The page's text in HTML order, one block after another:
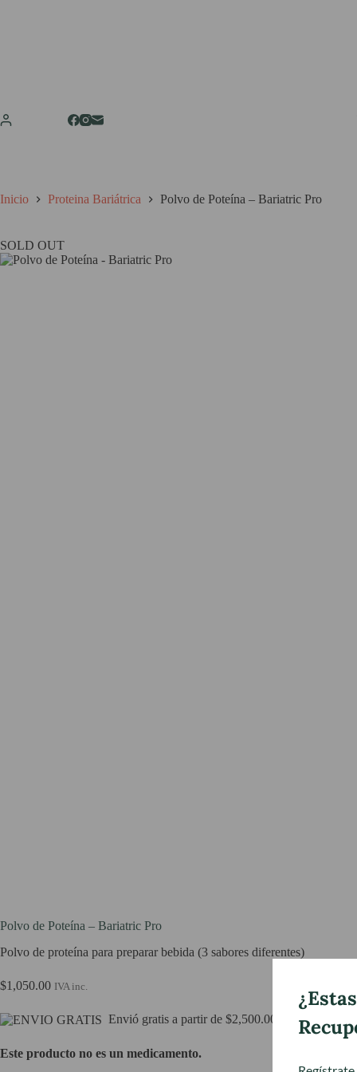
Inicio Proteina Bariátrica Polvo de Poteína – Bariatric Pro
SOLD OUT
Polvo de Poteína – Bariatric Pro
Polvo de proteína para preparar bebida (3 sabores diferentes)
$1,050.00 IVA inc.
Envió gratis a partir de $2,500.00
Este producto no es un medicamento.